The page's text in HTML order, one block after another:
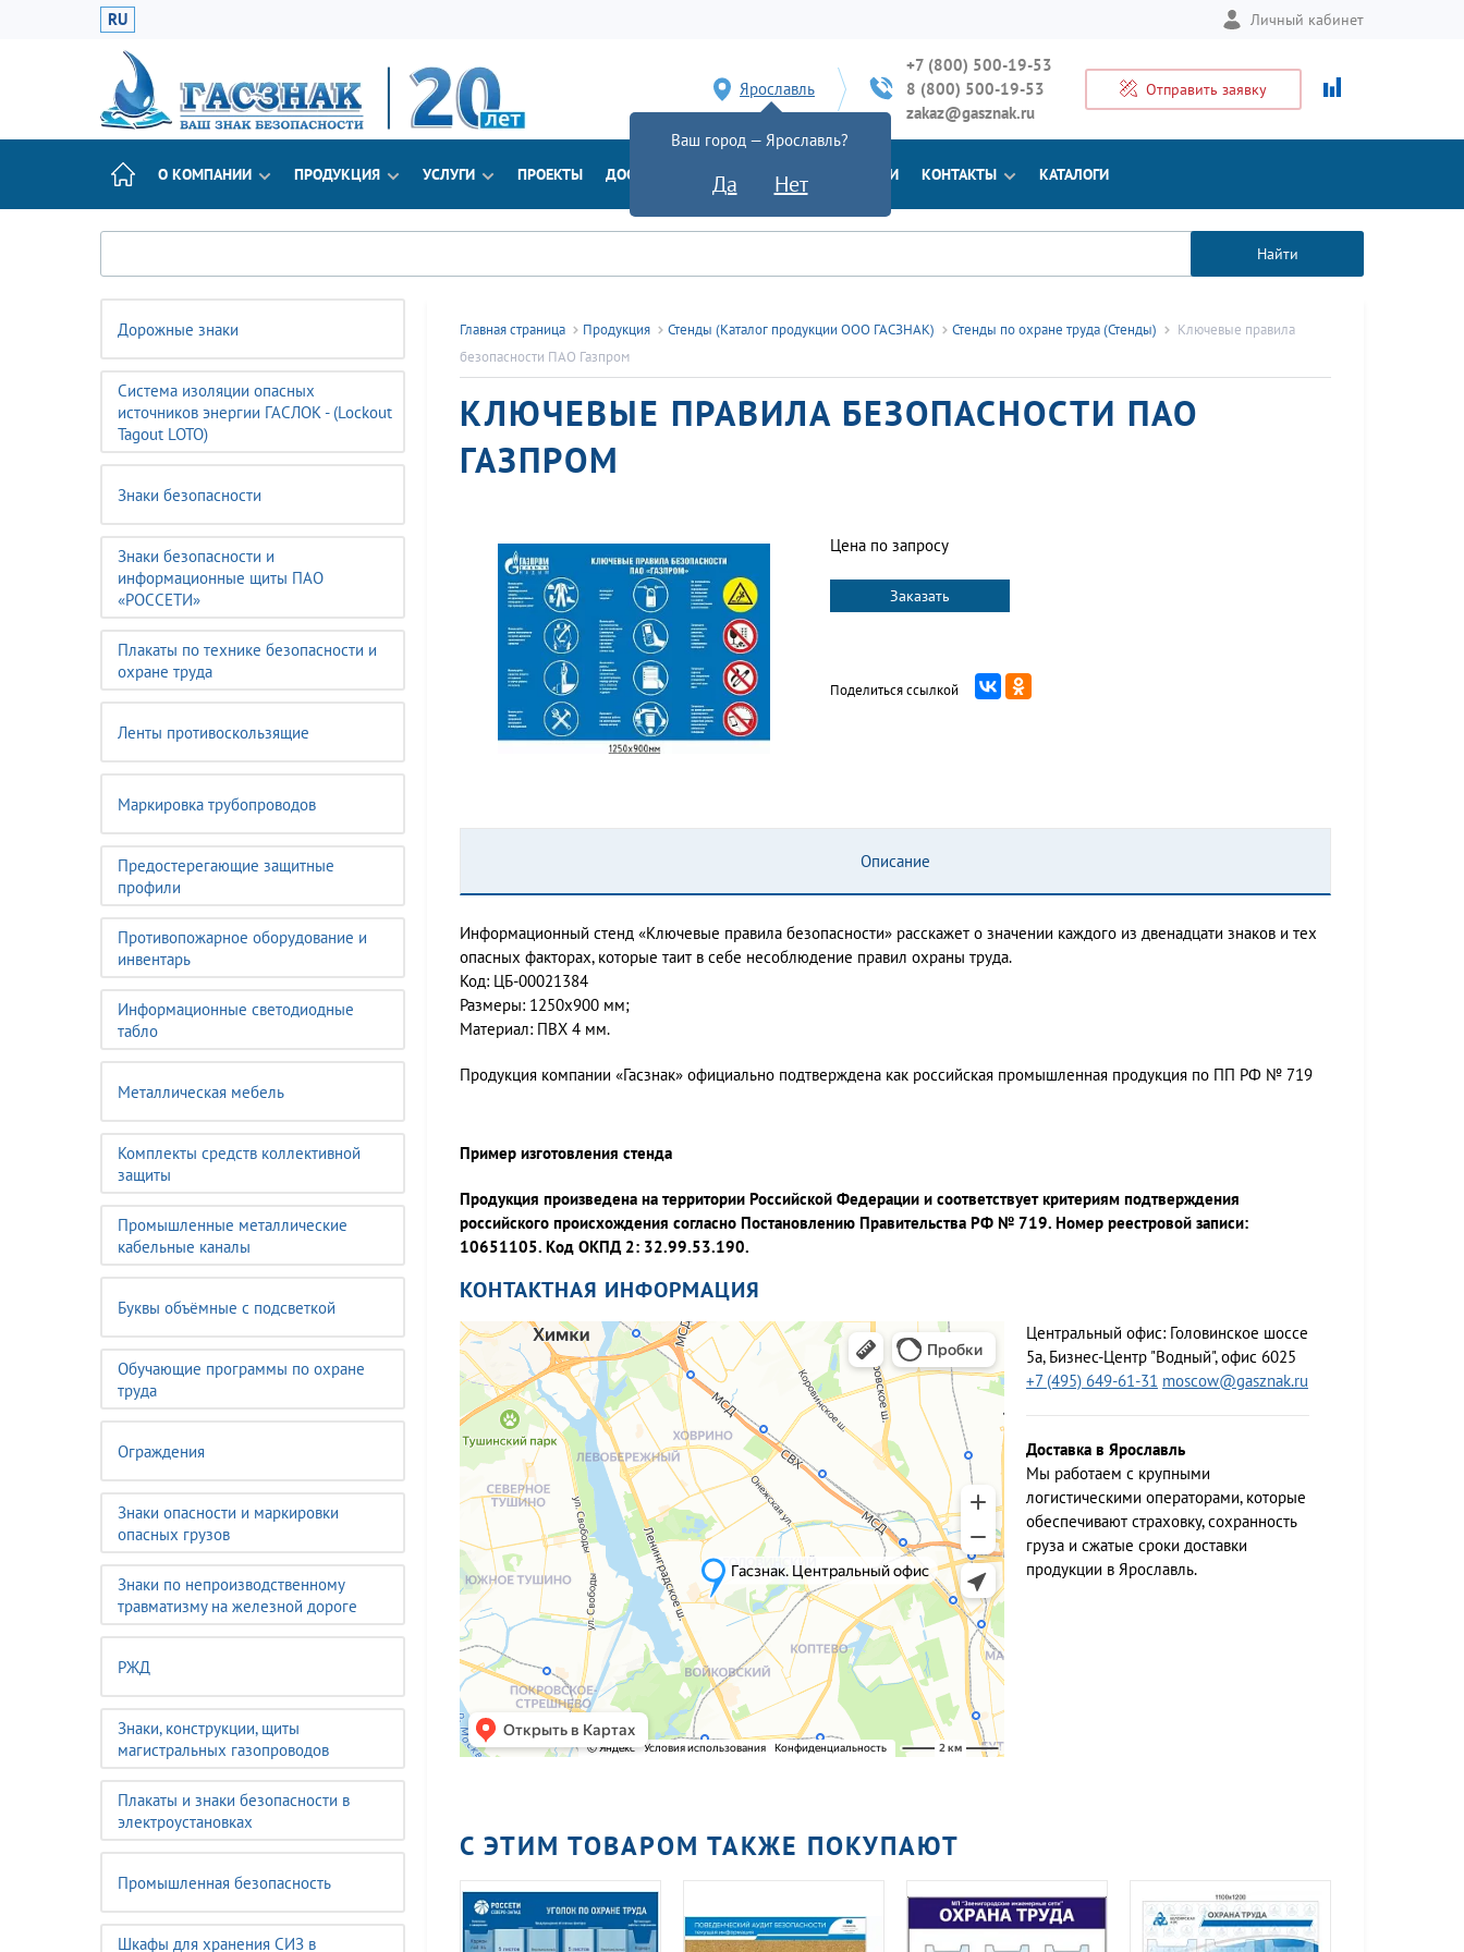
RU Личный кабинет
Ярославль
Ваш город — Ярославль?
Да Нет
+7 (800) 500-19-53
8 (800) 500-19-53
zakaz@gasznak.ru
Отправить заявку
О КОМПАНИИ ПРОДУКЦИЯ УСЛУГИ ПРОЕКТЫ ДОСТАВКА ДОКУМЕНТЫ НОВОСТИ КОНТАКТЫ КАТАЛОГИ
Найти
Дорожные знаки
Система изоляции опасных
источников энергии ГАСЛОК - (Lockout
Tagout LOTO)
Знаки безопасности
Знаки безопасности и
информационные щиты ПАО
«РОССЕТИ»
Плакаты по технике безопасности и
охране труда
Ленты противоскользящие
Маркировка трубопроводов
Предостерегающие защитные
профили
Противопожарное оборудование и
инвентарь
Информационные светодиодные
табло
Металлическая мебель
Комплекты средств коллективной
защиты
Промышленные металлические
кабельные каналы
Буквы объёмные с подсветкой
Обучающие программы по охране
труда
Ограждения
Знаки опасности и маркировки
опасных грузов
Знаки по непроизводственному
травматизму на железной дороге
РЖД
Знаки, конструкции, щиты
магистральных газопроводов
Плакаты и знаки безопасности в
электроустановках
Промышленная безопасность
Шкафы для хранения СИЗ в
Главная страница Продукция Стенды (Каталог продукции ООО ГАСЗНАК) Стенды по охране труда (Стенды)
Ключевые правила
безопасности ПАО Газпром
КЛЮЧЕВЫЕ ПРАВИЛА БЕЗОПАСНОСТИ ПАО
ГАЗПРОМ
Цена по запросу
Заказать
Поделиться ссылкой
Описание
Информационный стенд «Ключевые правила безопасности» расскажет о значении каждого из двенадцати знаков и тех
опасных факторах, которые таит в себе несоблюдение правил охраны труда.
Код: ЦБ-00021384
Размеры: 1250х900 мм;
Материал: ПВХ 4 мм.
Продукция компании «Гасзнак» официально подтверждена как российская промышленная продукция по ПП РФ № 719
Пример изготовления стенда
Продукция произведена на территории Российской Федерации и соответствует критериям подтверждения
российского происхождения согласно Постановлению Правительства РФ № 719. Номер реестровой записи:
10651105. Код ОКПД 2: 32.99.53.190.
КОНТАКТНАЯ ИНФОРМАЦИЯ
Центральный офис: Головинское шоссе
5а, Бизнес-Центр "Водный", офис 6025
+7 (495) 649-61-31 moscow@gasznak.ru
Доставка в Ярославль
Мы работаем c крупными
логистическими операторами, которые
обеспечивают страховку, сохранность
груза и сжатые сроки доставки
продукции в Ярославль.
С ЭТИМ ТОВАРОМ ТАКЖЕ ПОКУПАЮТ